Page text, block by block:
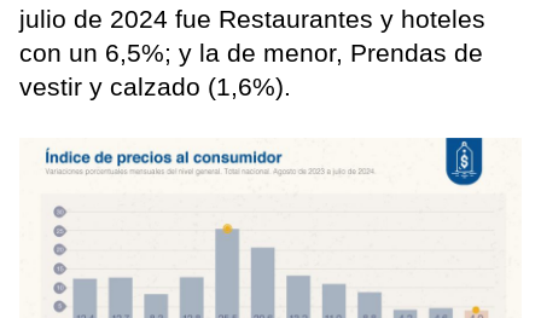
julio de 2024 fue Restaurantes y hoteles
con un 6,5%; y la de menor, Prendas de
vestir y calzado (1,6%).